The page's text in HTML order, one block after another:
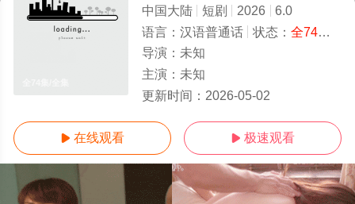
中国大陆 短剧 2026
6.0
语言： 汉语普通话 状态： 全74集
导演： 未知
主演： 未知
更新时间： 2026-05-02
 在线观看  极速观看